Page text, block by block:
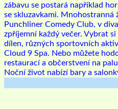
zábavu se postará například
se skluzavkami. Mnohostranná
Punchliner Comedy Club, v
zpříjemní každý večer. Vybrat
dílen, různých sportovních
Cloud 9 Spa. Nebo můžete
restaurací a občerstvení na
Noční život nabízí bary a